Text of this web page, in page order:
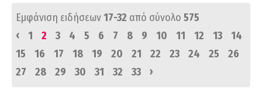
Εμφάνιση ειδήσεων17-32 από σύνολο 575
‹
1 2 3 4 5 6 7 8 9 10 11 12 13
14
15
16 17 18 19 20 21 22 23 24 25
26
27
28 29 30 31 32 33 ›